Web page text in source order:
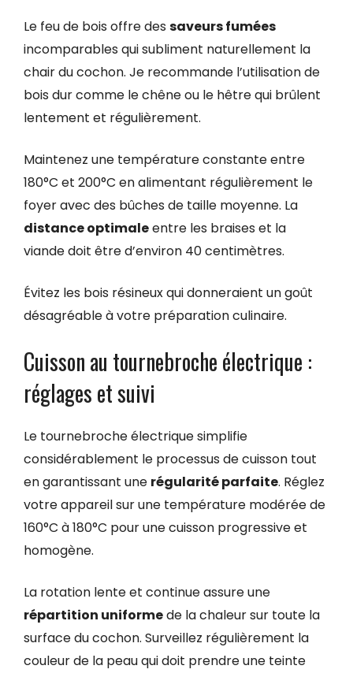
Le feu de bois offre des saveurs fumées
incomparables qui subliment naturellement la
chair du cochon. Je recommande l’utilisation de
bois dur comme le chêne ou le hêtre qui brûlent
lentement et régulièrement.
Maintenez une température constante entre
180°C et 200°C en alimentant régulièrement le
foyer avec des bûches de taille moyenne. La
distance optimaleentre les braises et la
viande doit être d’environ 40 centimètres.
Évitez les bois résineux qui donneraient un goût
désagréable à votre préparation culinaire.
Cuisson au tournebroche électrique :
réglages et suivi
Le tournebroche électrique simplifie
considérablement le processus de cuisson tout
en garantissant une régularité parfaite. Réglez
votre appareil sur une température modérée de
160°C à 180°C pour une cuisson progressive et
homogène.
La rotation lente et continue assure une
répartition uniformede la chaleur sur toute la
surface du cochon. Surveillez régulièrement la
couleur de la peau qui doit prendre une teinte